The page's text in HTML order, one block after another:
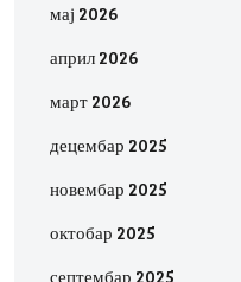
мај 2026
април 2026
март 2026
децембар 2025
новембар 2025
октобар 2025
септембар 2025